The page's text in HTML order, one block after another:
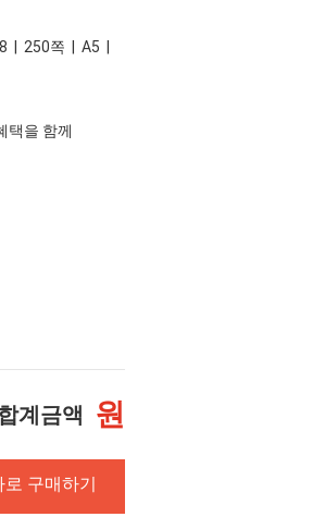
| 250쪽 | A5 |
택을 함께
계금액 원
로 구매하기